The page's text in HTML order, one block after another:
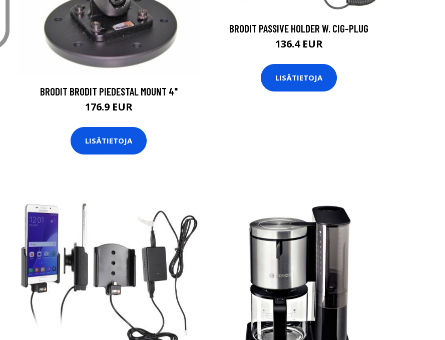
BRODIT BRODIT PIEDESTAL MOUNT 4"
176.9 EUR
LISÄTIETOJA
BRODIT PASSIVE HOLDER W. CIG-PLUG
136.4 EUR
LISÄTIETOJA